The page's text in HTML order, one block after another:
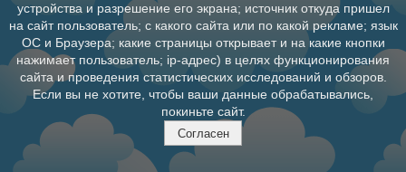
устройства и разрешение его экрана; источник откуда пришел
на сайт пользователь; с какого сайта или по какой рекламе; язык
ОС и Браузера; какие страницы открывает и на какие кнопки
нажимает пользователь; ip-адрес) в целях функционирования
сайта и проведения статистических исследований и обзоров.
Если вы не хотите, чтобы ваши данные обрабатывались,
покиньте сайт.
Согласен